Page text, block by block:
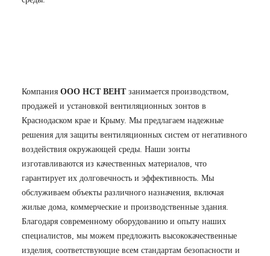
Компания ООО НСТ ВЕНТзанимается производством,
продажей и установкой вентиляционных зонтов в
Краснодаском крае и Крыму. Мы предлагаем надежные
решения для защиты вентиляционных систем от негативного
воздействия окружающей среды. Наши зонты
изготавливаются из качественных материалов, что
гарантирует их долговечность и эффективность. Мы
обслуживаем объекты различного назначения, включая
жилые дома, коммерческие и производственные здания.
Благодаря современному оборудованию и опыту наших
специалистов, мы можем предложить высококачественные
изделия, соответствующие всем стандартам безопасности и